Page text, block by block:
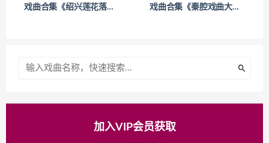
戏曲合集《绍兴莲花落MP3-龙凤花烛5部【207 M】 》 戏曲合集《秦腔戏曲大全全部含三娘教子等15部【3.82 G》
加入VIP会员获取